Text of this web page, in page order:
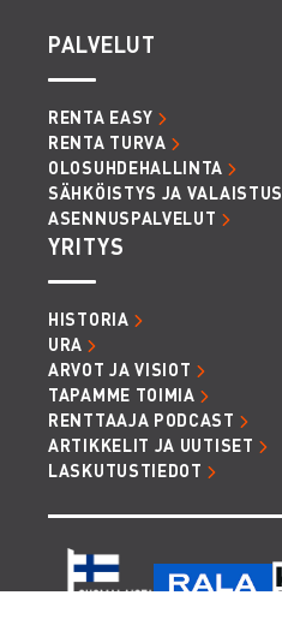
PALVELUT
RENTA EASY
RENTA TURVA
OLOSUHDEHALLINTA
SÄHKÖISTYS JA VALAISTUS
ASENNUSPALVELUT
YRITYS
HISTORIA
URA
ARVOT JA VISIOT
TAPAMME TOIMIA
RENTTAAJA PODCAST
ARTIKKELIT JA UUTISET
LASKUTUSTIEDOT